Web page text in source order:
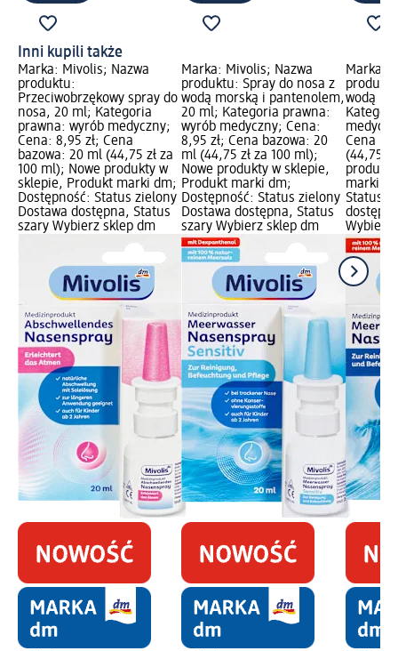
Inni kupili także
Marka: Mivolis; Nazwa
produktu:
Przeciwobrzękowy spray do
nosa, 20 ml; Kategoria
prawna: wyrób medyczny;
Cena: 8,95 zł; Cena
bazowa: 20 ml (44,75 zł za
100 ml); Nowe produkty w
sklepie, Produkt marki dm;
Dostępność: Status zielony
Dostawa dostępna, Status
szary Wybierz sklep dm
Marka: Mivolis; Nazwa
produktu: Spray do nosa z
wodą morską i pantenolem,
20 ml; Kategoria prawna:
wyrób medyczny; Cena:
8,95 zł; Cena bazowa: 20
ml (44,75 zł za 100 ml);
Nowe produkty w sklepie,
Produkt marki dm;
Dostępność: Status zielony
Dostawa dostępna, Status
szary Wybierz sklep dm
Marka:
wodą
Cena
(44,75
marki
Status
Wybierz